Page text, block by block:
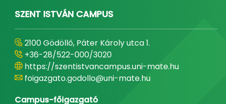
SZENT ISTVÁN CAMPUS
2100 Gödöllő, Páter Károly utca 1.
+36-28/522-000/3020
https://szentistvancampus.uni-mate.hu
foigazgato.godollo@uni-mate.hu
Campus-főigazgató